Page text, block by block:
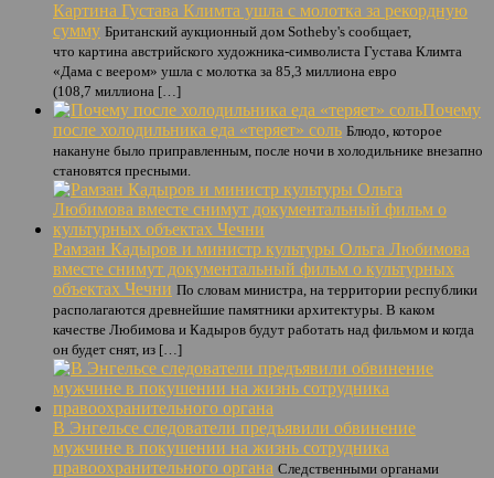
Картина Густава Климта ушла с молотка за рекордную
сумму Британский аукционный дом Sotheby's сообщает,
что картина австрийского художника-символиста Густава Климта
«Дама с веером» ушла с молотка за 85,3 миллиона евро
(108,7 миллиона […]
Почему
после холодильника еда «‎теряет» соль Блюдо, которое
накануне было приправленным, после ночи в холодильнике внезапно
становятся пресными.
Рамзан Кадыров и министр культуры Ольга Любимова
вместе снимут документальный фильм о культурных
объектах Чечни По словам министра, на территории республики
располагаются древнейшие памятники архитектуры. В каком
качестве Любимова и Кадыров будут работать над фильмом и когда
он будет снят, из […]
В Энгельсе следователи предъявили обвинение
мужчине в покушении на жизнь сотрудника
правоохранительного органа Следственными органами